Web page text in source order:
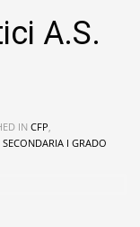
A.S.
IN CFP
SECONDARIA I GRADO